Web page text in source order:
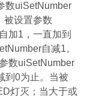
数uiSetNumber
被设置参数
加1，一直加到
自减1。
数uiSetNumber
到0为止。当被
灯灭；当大于或